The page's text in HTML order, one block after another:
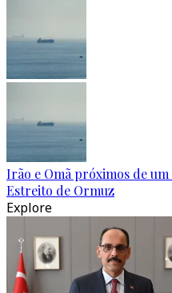
Irão e Omã próximos de
Estreito de Ormuz
Explore